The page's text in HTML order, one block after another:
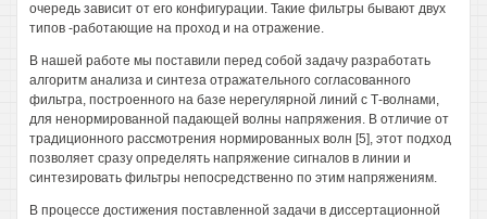
очередь зависит от его конфигурации. Такие фильтры бывают двух
типов -работающие на проход и на отражение.
В нашей работе мы поставили перед собой задачу разработать
алгоритм анализа и синтеза отражательного согласованного
фильтра, построенного на базе нерегулярной линий с Т-волнами,
для ненормированной падающей волны напряжения. В отличие от
традиционного рассмотрения нормированных волн [5], этот подход
позволяет сразу определять напряжение сигналов в линии и
синтезировать фильтры непосредственно по этим напряжениям.
В процессе достижения поставленной задачи в диссертационной